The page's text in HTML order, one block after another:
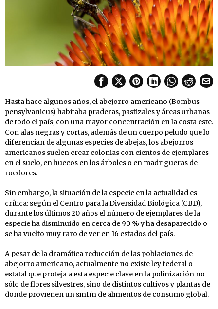
Hasta hace algunos años, el abejorro americano (Bombus
pensylvanicus) habitaba praderas, pastizales y áreas urbanas
de todo el país, con una mayor concentración en la costa este.
Con alas negras y cortas, además de un cuerpo peludo que lo
diferencian de algunas especies de abejas, los abejorros
americanos suelen crear colonias con cientos de ejemplares
en el suelo, en huecos en los árboles o en madrigueras de
roedores.
Sin embargo, la situación de la especie en la actualidad es
crítica: según el Centro para la Diversidad Biológica (CBD),
durante los últimos 20 años el número de ejemplares de la
especie ha disminuido en cerca de 90 % y ha desaparecido o
se ha vuelto muy raro de ver en 16 estados del país.
A pesar de la dramática reducción de las poblaciones de
abejorro americano, actualmente no existe ley federal o
estatal que proteja a esta especie clave en la polinización no
sólo de flores silvestres, sino de distintos cultivos y plantas de
donde provienen un sinfín de alimentos de consumo global.